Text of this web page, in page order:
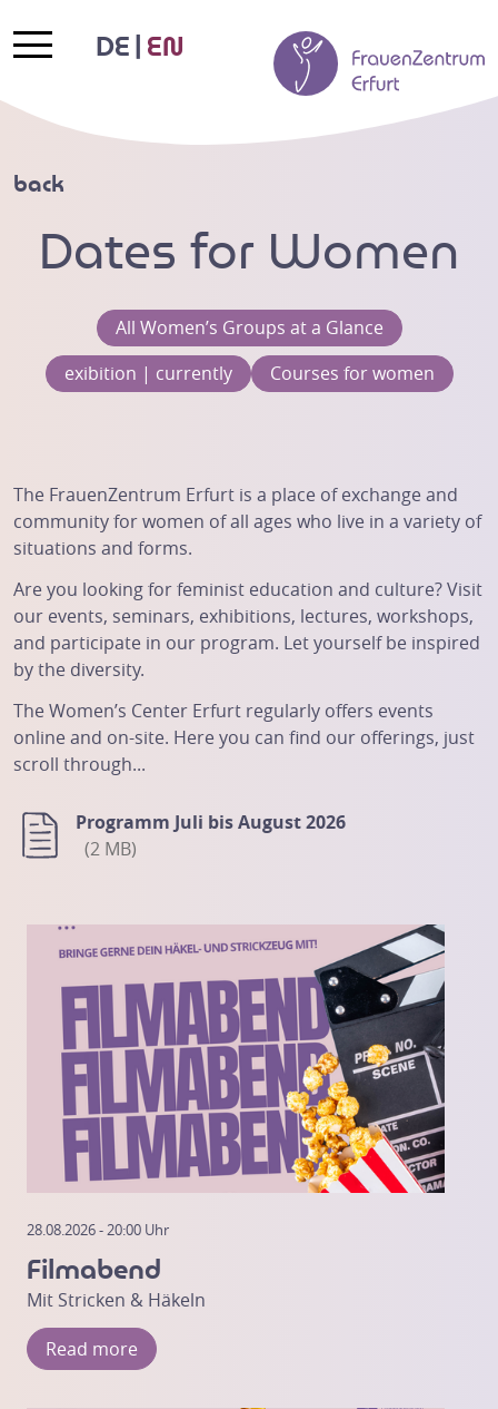
DE EN
back
Dates for Women
All Women’s Groups at a Glance
exibition | currently
Courses for women
The FrauenZentrum Erfurt is a place of exchange and
community for women of all ages who live in a variety of
situations and forms.
Are you looking for feminist education and culture? Visit
our events, seminars, exhibitions, lectures, workshops,
and participate in our program. Let yourself be inspired
by the diversity.
The Women’s Center Erfurt regularly offers events
online and on-site. Here you can find our offerings, just
scroll through...
Programm Juli bis August 2026
2 MB
28.08.2026 - 20:00 Uhr
Filmabend
Mit Stricken & Häkeln
Read more